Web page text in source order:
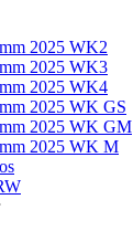
2025 WK2
2025 WK3
2025 WK4
2025 WK GS
2025 WK GM
2025 WK M